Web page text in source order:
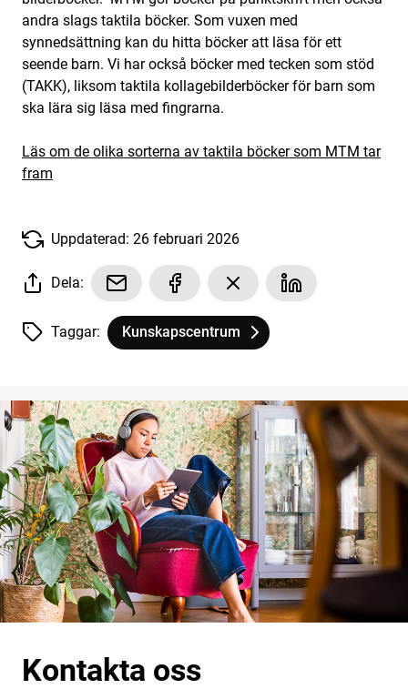
andra slags taktila böcker. Som vuxen med
synnedsättning kan du hitta böcker att läsa för ett
seende barn. Vi har också böcker med tecken som stöd
(TAKK), liksom taktila kollagebilderböcker för barn som
ska lära sig läsa med fingrarna.
Läs om de olika sorterna av taktila böcker som MTM tar
fram
Uppdaterad: 26 februari 2026
Dela:
Taggar: Tagg
Kunskapscentrum
tillhör
Vad är taktil läsning?
Kontakta oss